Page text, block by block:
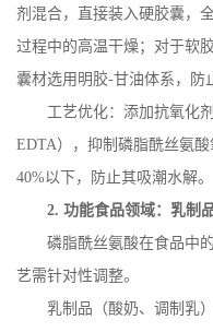
剂混合，直接装入硬胶囊，
过程中的高温干燥；对于软
囊材选用明胶-甘油体系，防
工艺优化：添加抗氧化
EDTA），抑制磷脂酰丝氨
40%以下，防止其吸潮水解。
2.功能食品领域：乳制
磷脂酰丝氨酸在食品中
艺需针对性调整。
乳制品（酸奶、调制乳